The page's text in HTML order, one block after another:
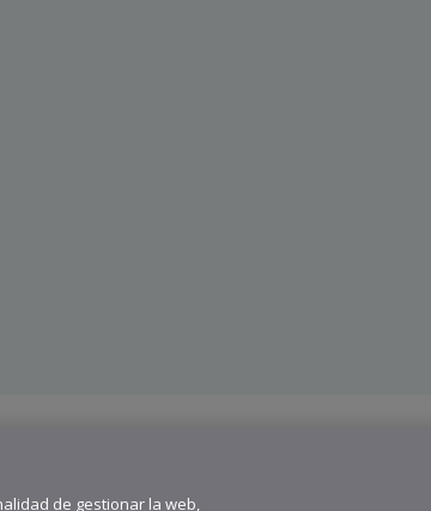
de gestionar la web,